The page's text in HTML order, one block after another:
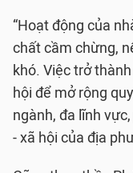
“Hoạt động của
chất cầm chừng,
khó. Việc trở
hội để mở rộng
ngành, đa lĩnh
- xã hội của địa